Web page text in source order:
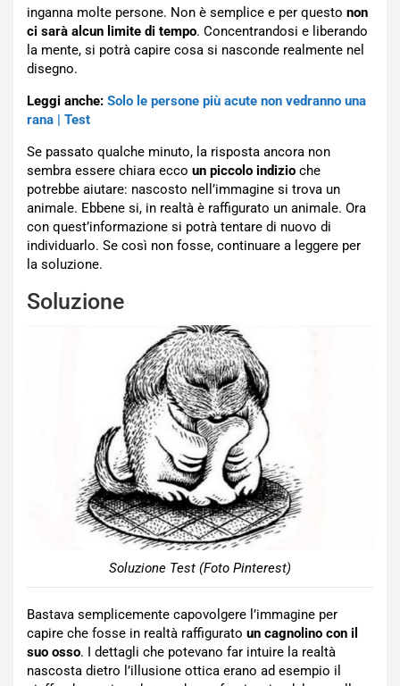
inganna molte persone. Non è semplice e per questo non
ci sarà alcun limite di tempo. Concentrandosi e liberando
la mente, si potrà capire cosa si nasconde realmente nel
disegno.
Leggi anche: Solo le persone più acute non vedranno una
rana | Test
Se passato qualche minuto, la risposta ancora non
sembra essere chiara ecco un piccolo indizio che
potrebbe aiutare: nascosto nell’immagine si trova un
animale. Ebbene si, in realtà è raffigurato un animale. Ora
con quest’informazione si potrà tentare di nuovo di
individuarlo. Se così non fosse, continuare a leggere per
la soluzione.
Soluzione
Soluzione Test (Foto Pinterest)
Bastava semplicemente capovolgere l’immagine per
capire che fosse in realtà raffigurato un cagnolino con il
suo osso. I dettagli che potevano far intuire la realtà
nascosta dietro l’illusione ottica erano ad esempio il